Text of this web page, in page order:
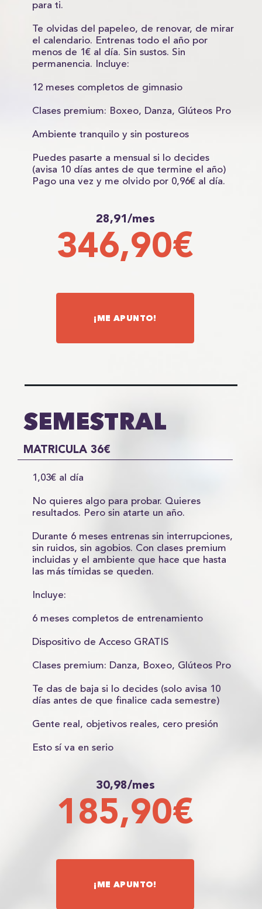
para ti.
Te olvidas del papeleo, de renovar, de mirar
el calendario. Entrenas todo el año por
menos de 1€ al día. Sin sustos. Sin
permanencia. Incluye:
12 meses completos de gimnasio
Clases premium: Boxeo, Danza, Glúteos Pro
Ambiente tranquilo y sin postureos
Puedes pasarte a mensual si lo decides
(avisa 10 días antes de que termine el año)
Pago una vez y me olvido por 0,96€ al día.
28,91/mes
346,90€
¡ME APUNTO!
SEMESTRAL
MATRICULA 36€
1,03€ al día
No quieres algo para probar. Quieres
resultados. Pero sin atarte un año.
Durante 6 meses entrenas sin interrupciones,
sin ruidos, sin agobios. Con clases premium
incluidas y el ambiente que hace que hasta
las más tímidas se queden.
Incluye:
6 meses completos de entrenamiento
Dispositivo de Acceso GRATIS
Clases premium: Danza, Boxeo, Glúteos Pro
Te das de baja si lo decides (solo avisa 10
días antes de que finalice cada semestre)
Gente real, objetivos reales, cero presión
Esto sí va en serio
30,98/mes
185,90€
¡ME APUNTO!